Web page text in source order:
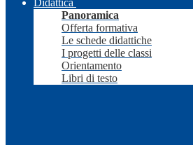
Didattica
Panoramica
Offerta formativa
Le schede didattiche
I progetti delle classi
Orientamento
Libri di testo